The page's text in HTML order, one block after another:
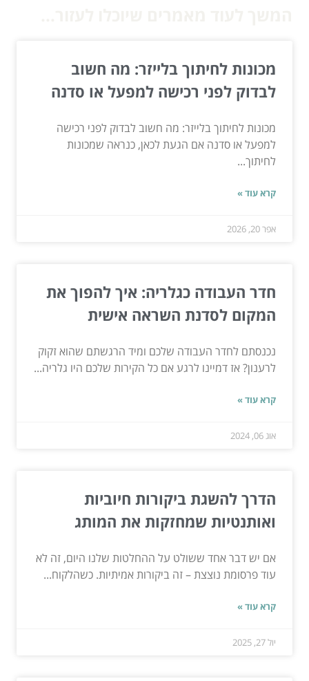
מכונות לחיתוך בלייזר: מה חשוב
לבדוק לפני רכישה למפעל או סדנה
מכונות לחיתוך בלייזר: מה חשוב לבדוק לפני רכישה
למפעל או סדנה אם הגעת לכאן, כנראה שמכונות
לחיתוך...
קרא עוד »
אפר 20, 2026
חדר העבודה כגלריה: איך להפוך את
המקום לסדנת השראה אישית
נכנסתם לחדר העבודה שלכם ומיד הרגשתם שהוא זקוק
לרענון? אז דמיינו לרגע אם כל הקירות שלכם היו גלריה...
קרא עוד »
אוג 06, 2024
הדרך להשגת ביקורות חיוביות
ואותנטיות שמחזקות את המותג
אם יש דבר אחד ששולט על ההחלטות שלנו היום, זה לא
עוד פרסומת נוצצת – זה ביקורות אמיתיות. כשהלקוח...
קרא עוד »
יול 27, 2025